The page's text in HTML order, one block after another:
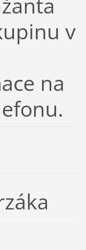
v
na